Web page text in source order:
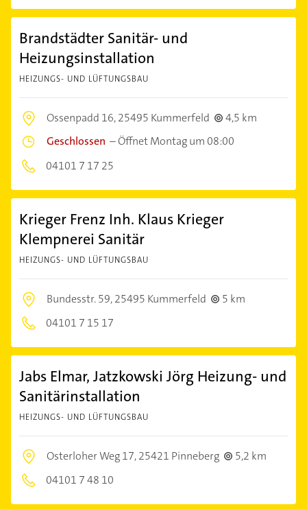
Brandstädter Sanitär- und
Heizungsinstallation
HEIZUNGS- UND LÜFTUNGSBAU
Ossenpadd 16,25495 Kummerfeld
4,5 km
Geschlossen –Öffnet Montag um 08:00
04101 7 17 25
Krieger Frenz Inh. Klaus Krieger
Klempnerei Sanitär
HEIZUNGS- UND LÜFTUNGSBAU
Bundesstr. 59,25495 Kummerfeld
5 km
04101 7 15 17
Jabs Elmar, Jatzkowski Jörg Heizung- und
Sanitärinstallation
HEIZUNGS- UND LÜFTUNGSBAU
Osterloher Weg 17,25421 Pinneberg
5,2 km
04101 7 48 10